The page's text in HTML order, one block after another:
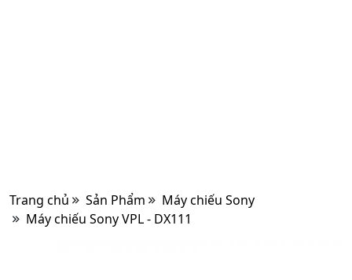
Trang chủ Sản Phẩm
Máy chiếu Sony
Máy chiếu Sony VPL - DX111